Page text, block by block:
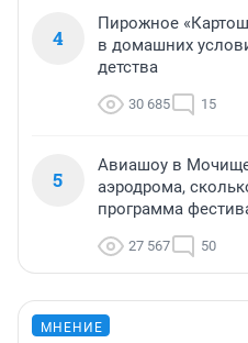
4
Пирожное
в домашних
детства
30 685 15
5
Авиашоу в Мочище
аэродрома,
программа
27 567 50
МНЕНИЕ